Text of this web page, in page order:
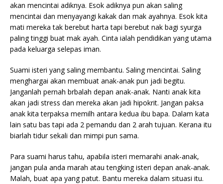
akan mencintai adiknya. Esok adiknya pun akan saling
mencintai dan menyayangi kakak dan mak ayahnya. Esok kita
mati mereka tak berebut harta tapi berebut nak bagi syurga
paling tinggi buat mak ayah. Cinta ialah pendidikan yang utama
pada keluarga selepas iman.
Suami isteri yang saling membantu. Saling mencintai. Saling
menghargai akan membuat anak-anak pun jadi begitu.
Janganlah pernah brbalah depan anak-anak. Nanti anak kita
akan jadi stress dan mereka akan jadi hipokrit. Jangan paksa
anak kita terpaksa memilh antara kedua ibu bapa. Dalam kata
lain satu bas tapi ada 2 pemandu dan 2 arah tujuan. Kerana itu
biarlah tidur sekali dan mimpi pun sama.
Para suami harus tahu, apabila isteri memarahi anak-anak,
jangan pula anda marah atau tengking isteri depan anak-anak.
Malah, buat apa yang patut. Bantu mereka dalam situasi itu.